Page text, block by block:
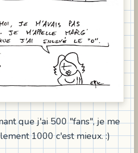
que j'ai 500 "fans", je me
1000 c'est mieux. :)